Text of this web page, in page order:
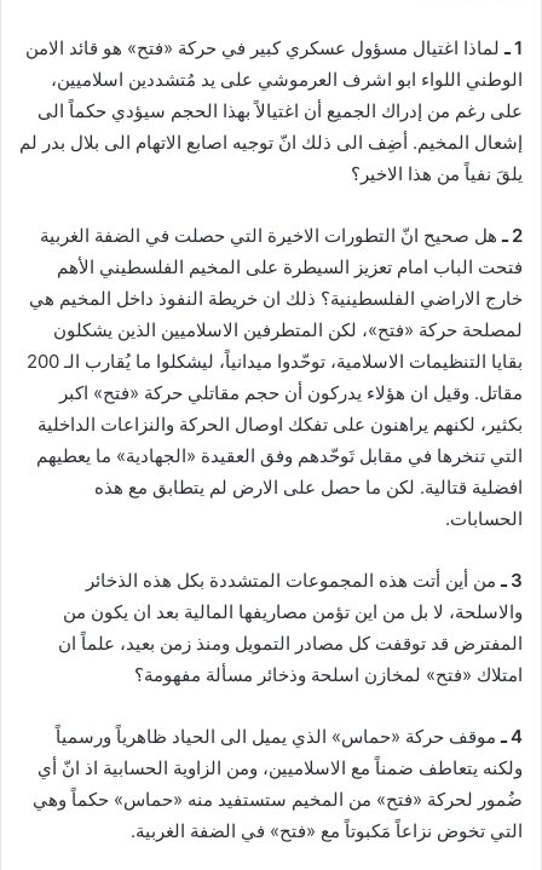
ي
ا
1 ـ لماذا اغتيال مسؤول عسكري كبير في حركة «فتح» هو قائد الامن
الوطني اللواء ابو اشرف العرموشي على يد مُتشددين اسلاميين،
على رغم من إدراك الجميع أن اغتيالاً بهذا الحجم سيؤدي حكماً الى
إشعال المخيم. أضِف الى ذلك انّ توجيه اصابع الاتهام الى بلال بدر لم
يلقَ نفياً من هذا الاخير؟
2 ـ هل صحيح انّ التطورات الاخيرة التي حصلت في الضفة الغربية
فتحت الباب امام تعزيز السيطرة على المخيم الفلسطيني الأهم
خارج الاراضي الفلسطينية؟ ذلك ان خريطة النفوذ داخل المخيم هي
لمصلحة حركة «فتح»، لكن المتطرفين الاسلاميين الذين يشكلون
بقايا التنظيمات الاسلامية، توحّدوا ميدانياً، ليشكلوا ما يُقارب الـ 200
مقاتل. وقيل ان هؤلاء يدركون أن حجم مقاتلي حركة «فتح» اكبر
بكثير، لكنهم يراهنون على تفكك اوصال الحركة والنزاعات الداخلية
التي تنخرها في مقابل تَوحّدهم وفق العقيدة «الجهادية» ما يعطيهم
افضلية قتالية. لكن ما حصل على الارض لم يتطابق مع هذه
الحسابات.
3 ـ من أين أتت هذه المجموعات المتشددة بكل هذه الذخائر
والاسلحة، لا بل من اين تؤمن مصاريفها المالية بعد ان يكون من
المفترض قد توقفت كل مصادر التمويل ومنذ زمن بعيد، علماً ان
امتلاك «فتح» لمخازن اسلحة وذخائر مسألة مفهومة؟
4 ـ موقف حركة «حماس» الذي يميل الى الحياد ظاهرياً ورسمياً
ولكنه يتعاطف ضمناً مع الاسلاميين، ومن الزاوية الحسابية اذ انّ أي
ضُمور لحركة «فتح» من المخيم ستستفيد منه «حماس» حكماً وهي
التي تخوض نزاعاً مَكبوتاً مع «فتح» في الضفة الغربية.